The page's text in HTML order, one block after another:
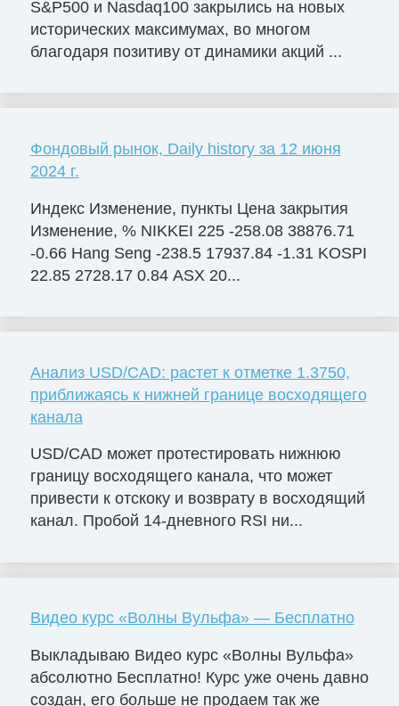
S&P500 и Nasdaq100 закрылись на новых
исторических максимумах, во многом
благодаря позитиву от динамики акций ...
Фондовый рынок, Daily history за 12 июня
2024 г.
Индекс Изменение, пункты Цена закрытия
Изменение, % NIKKEI 225 -258.08 38876.71
-0.66 Hang Seng -238.5 17937.84 -1.31 KOSPI
22.85 2728.17 0.84 ASX 20...
Анализ USD/CAD: растет к отметке 1.3750,
приближаясь к нижней границе восходящего
канала
USD/CAD может протестировать нижнюю
границу восходящего канала, что может
привести к отскоку и возврату в восходящий
канал. Пробой 14-дневного RSI ни...
Видео курс «Волны Вульфа» — Бесплатно
Выкладываю Видео курс «Волны Вульфа»
абсолютно Бесплатно! Курс уже очень давно
создан, его больше не продаем так же